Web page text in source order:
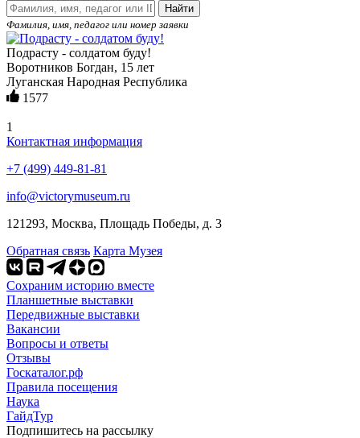
Найти
Фамилия, имя, педагог или номер заявки
Подрасту - солдатом буду!
Воротников Богдан, 15 лет
Луганская Народная Республика
1577
1
Контактная информация
+7 (499) 449-81-81
info@victorymuseum.ru
121293, Москва, Площадь Победы, д. 3
Обратная связь Карта Музея
Сохраним историю вместе
Планшетные выставки
Передвижные выставки
Вакансии
Вопросы и ответы
Отзывы
Госкаталог.рф
Правила посещения
Наука
ГайдТур
Подпишитесь на рассылку